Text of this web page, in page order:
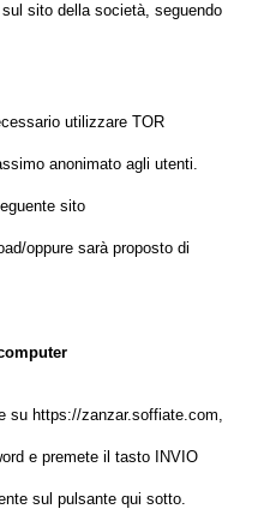
sul sito della società, seguendo
utilizzare TOR
anonimato agli utenti.
sito
/oppure sarà proposto di
su https://zanzar.soffiate.com,
e premete il tasto INVIO
sul pulsante qui sotto.